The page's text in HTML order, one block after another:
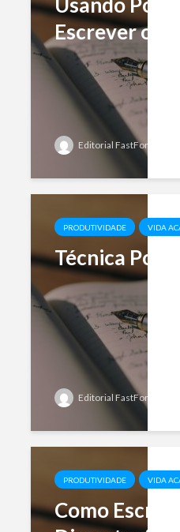
Escrever o
Editorial FastFormat
PRODUTIVIDADE VIDA
Técnica
Editorial FastFormat
PRODUTIVIDADE VIDA
Como